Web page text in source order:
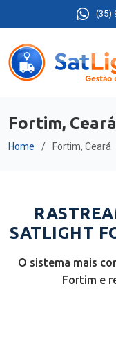
(35)
Fortim, Ceará
Home Fortim, Ceará
SATLIGHT
O sistema mais
Fortim e